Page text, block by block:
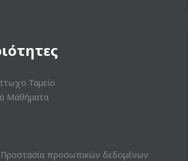
Ταμείο
Μαθήματα
προσωπικών δεδομένων